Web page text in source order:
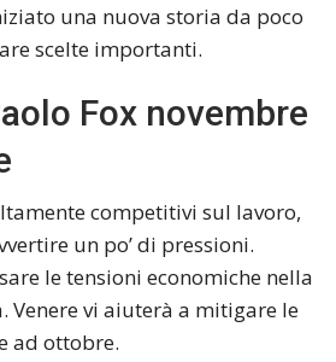
una nuova storia da poco
scelte importanti.
Fox novembre
competitivi sul lavoro,
un po’ di pressioni.
le tensioni economiche nella
Venere vi aiuterà a mitigare le
ad ottobre.